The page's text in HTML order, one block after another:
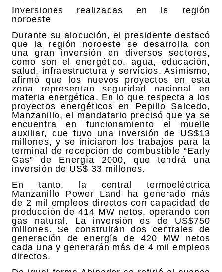
Inversiones realizadas en la región
noroeste
Durante su alocución, el presidente destacó
que la región noroeste se desarrolla con
una gran inversión en diversos sectores,
como son el energético, agua, educación,
salud, infraestructura y servicios. Asimismo,
afirmó que los nuevos proyectos en esta
zona representan seguridad nacional en
materia energética. En lo que respecta a los
proyectos energéticos en Pepillo Salcedo,
Manzanillo, el mandatario precisó que ya se
encuentra en funcionamiento el muelle
auxiliar, que tuvo una inversión de US$13
millones, y se iniciaron los trabajos para la
terminal de recepción de combustible “Early
Gas” de Energía 2000, que tendrá una
inversión de US$ 33 millones.
En tanto, la central termoeléctrica
Manzanillo Power Land ha generado más
de 2 mil empleos directos con capacidad de
producción de 414 MW netos, operando con
gas natural. La inversión es de US$750
millones. Se construirán dos centrales de
generación de energía de 420 MW netos
cada una y generarán más de 4 mil empleos
directos.